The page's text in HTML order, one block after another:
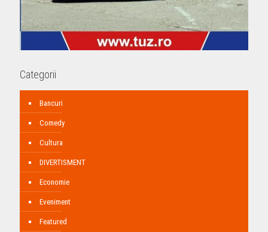
Categorii
Bancuri
Comedy
Cultura
DIVERTISMENT
Economie
Eveniment
Featured